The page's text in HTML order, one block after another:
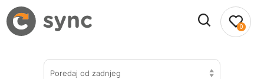
0
Poredaj od zadnjeg